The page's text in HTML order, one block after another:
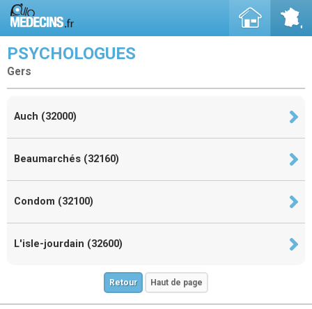
PSYCHOLOGUES
Gers
Auch (32000)
Beaumarchés (32160)
Condom (32100)
L'isle-jourdain (32600)
Retour Haut de page